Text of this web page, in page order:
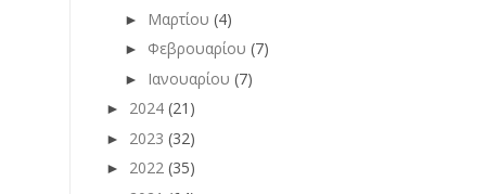
► Μαρτίου (4)
► Φεβρουαρίου (7)
► Ιανουαρίου (7)
► 2024 (21)
► 2023 (32)
► 2022 (35)